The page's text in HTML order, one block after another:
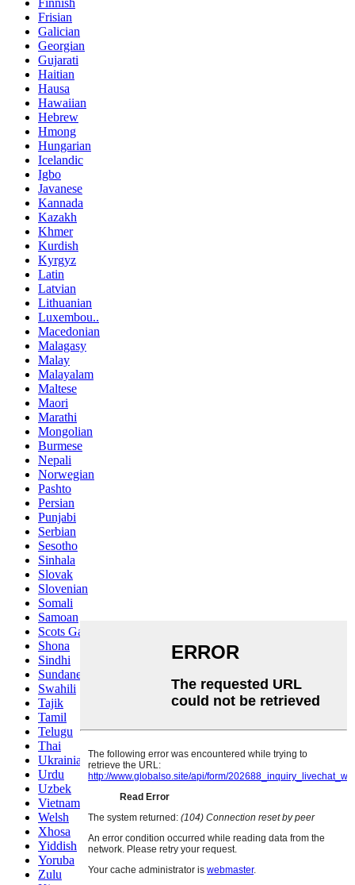
Finnish
Frisian
Galician
Georgian
Gujarati
Haitian
Hausa
Hawaiian
Hebrew
Hmong
Hungarian
Icelandic
Igbo
Javanese
Kannada
Kazakh
Khmer
Kurdish
Kyrgyz
Latin
Latvian
Lithuanian
Luxembou..
Macedonian
Malagasy
Malay
Malayalam
Maltese
Maori
Marathi
Mongolian
Burmese
Nepali
Norwegian
Pashto
Persian
Punjabi
Serbian
Sesotho
Sinhala
Slovak
Slovenian
Somali
Samoan
Scots Gaelic
Shona
Sindhi
Sundanese
Swahili
Tajik
Tamil
Telugu
Thai
Ukrainian
Urdu
Uzbek
Vietnamese
Welsh
Xhosa
Yiddish
Yoruba
Zulu